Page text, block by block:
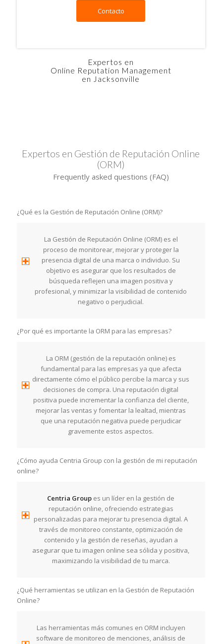
Contacto
Expertos en
Online Reputation Management
en Jacksonville
Expertos en Gestión de Reputación Online
(ORM)
Frequently asked questions (FAQ)
¿Qué es la Gestión de Reputación Online (ORM)?
La Gestión de Reputación Online (ORM) es el
proceso de monitorear, mejorar y proteger la
presencia digital de una marca o individuo. Su
objetivo es asegurar que los resultados de
búsqueda reflejen una imagen positiva y
profesional, y minimizar la visibilidad de contenido
negativo o perjudicial.
¿Por qué es importante la ORM para las empresas?
La ORM (gestión de la reputación online) es
fundamental para las empresas ya que afecta
directamente cómo el público percibe la marca y sus
decisiones de compra. Una reputación digital
positiva puede incrementar la confianza del cliente,
mejorar las ventas y fomentar la lealtad, mientras
que una reputación negativa puede perjudicar
gravemente estos aspectos.
¿Cómo ayuda Centria Group con la gestión de mi reputación
online?
Centria Group es un líder en la gestión de
reputación online, ofreciendo estrategias
personalizadas para mejorar tu presencia digital. A
través de monitoreo constante, optimización de
contenido y la gestión de reseñas, ayudan a
asegurar que tu imagen online sea sólida y positiva,
maximizando la visibilidad de tu marca.
¿Qué herramientas se utilizan en la Gestión de Reputación
Online?
Las herramientas más comunes en ORM incluyen
software de monitoreo de menciones, análisis de